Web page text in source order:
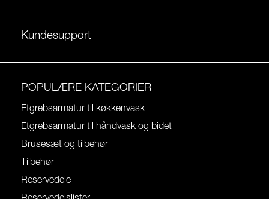
Kundesupport
POPULÆRE KATEGORIER
Etgrebsarmatur til køkkenvask
Etgrebsarmatur til håndvask og bidet
Brusesæt og tilbehør
Tilbehør
Reservedele